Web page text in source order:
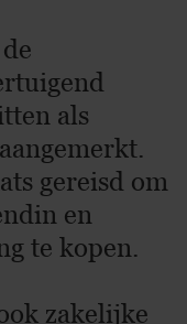
als
gereisd om
en
te kopen.
zakelijke